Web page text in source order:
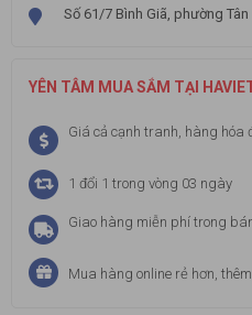
Số 61/7 Bình Giã, phường
YÊN TÂM MUA SẮM TẠI
Giá cả cạnh tranh, hàng hóa
1 đổi 1 trong vòng 03 ngày
Giao hàng miễn phí trong
Mua hàng online rẻ hơn,